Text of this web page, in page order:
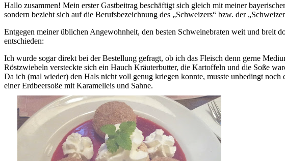
Hallo zusammen! Mein erster Gastbeitrag beschäftigt sich gleich mit meiner
sondern bezieht sich auf die Berufsbezeichnung des „Schweizers“ bzw. der
Entgegen meiner üblichen Angewohnheit, den besten Schweinebraten weit und breit
entschieden:
Ich wurde sogar direkt bei der Bestellung gefragt, ob ich das Fleisch denn gerne
Röstzwiebeln versteckte sich ein Hauch Kräuterbutter, die Kartoffeln und die Soße
Da ich (mal wieder) den Hals nicht voll genug kriegen konnte, musste unbedingt
einer Erdbeersoße mit Karamelleis und Sahne.